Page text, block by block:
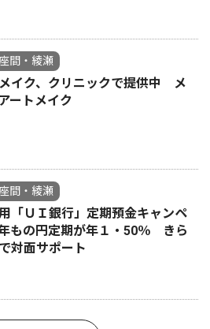
間・綾瀬
イク、クリニックで提供中 メ
ートメイク
間・綾瀬
「ＵＩ銀行」定期預金キャンペ
もの円定期が年１・50％ きら
対面サポート